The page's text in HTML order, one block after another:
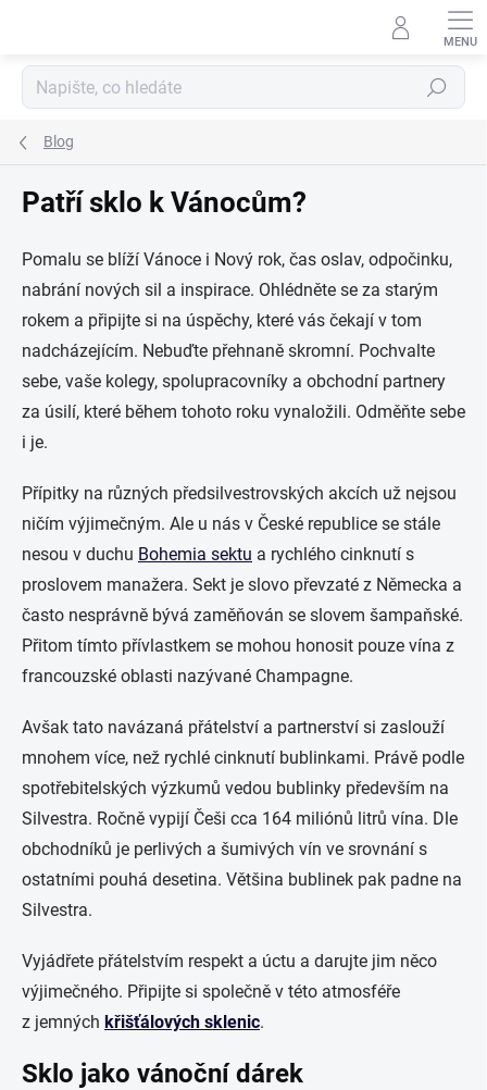
Hledat
Blog
Patří sklo k Vánocům?
Pomalu se blíží Vánoce i Nový rok, čas oslav, odpočinku,
nabrání nových sil a inspirace. Ohlédněte se za starým
rokem a připijte si na úspěchy, které vás čekají v tom
nadcházejícím. Nebuďte přehnaně skromní. Pochvalte
sebe, vaše kolegy, spolupracovníky a obchodní partnery
za úsilí, které během tohoto roku vynaložili. Odměňte sebe
i je.
Přípitky na různých předsilvestrovských akcích už nejsou
ničím výjimečným. Ale u nás v České republice se stále
nesou v duchu Bohemia sektu a rychlého cinknutí s
proslovem manažera. Sekt je slovo převzaté z Německa a
často nesprávně bývá zaměňován se slovem šampaňské.
Přitom tímto přívlastkem se mohou honosit pouze vína z
francouzské oblasti nazývané Champagne.
Avšak tato navázaná přátelství a partnerství si zaslouží
mnohem více, než rychlé cinknutí bublinkami. Právě podle
spotřebitelských výzkumů vedou bublinky především na
Silvestra. Ročně vypijí Češi cca 164 miliónů litrů vína. Dle
obchodníků je perlivých a šumivých vín ve srovnání s
ostatními pouhá desetina. Většina bublinek pak padne na
Silvestra.
Vyjádřete přátelstvím respekt a úctu a darujte jim něco
výjimečného. Připijte si společně v této atmosféře
z jemných křišťálových sklenic.
Sklo jako vánoční dárek